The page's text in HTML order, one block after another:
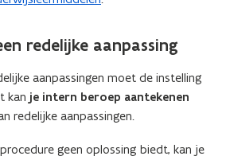
)
redelijke aanpassing
aanpassingen moet de instelling
kan je intern beroep aantekenen
redelijke aanpassingen.
geen oplossing biedt, kan je